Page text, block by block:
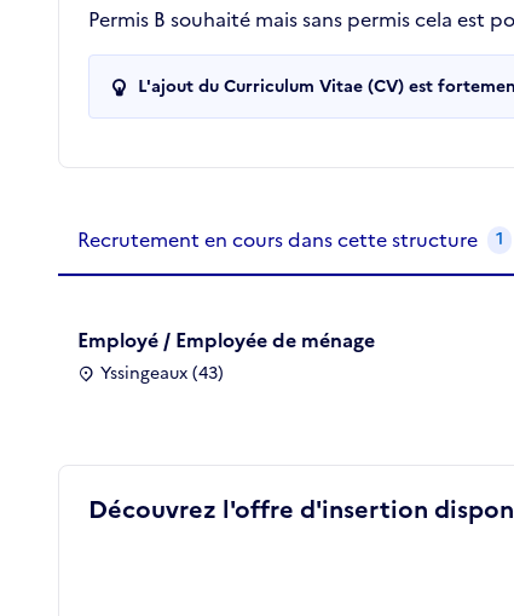
Permis B souhaité mais sans permis cela est
L'ajout du Curriculum Vitae (CV) est
Recrutements de la structure
Recrutement en cours dans cette structure 1
Employé / Employée de ménage
Yssingeaux (43)
Découvrez l'offre d'insertion